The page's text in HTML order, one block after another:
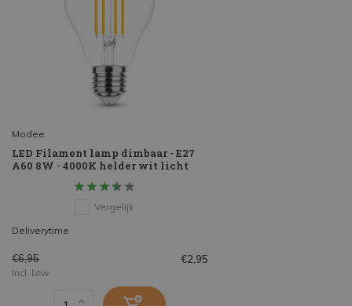
Modee
LED Filament lamp dimbaar - E27
A60 8W - 4000K helder wit licht
Vergelijk
Deliverytime
€6,95 €2,95
Incl. btw